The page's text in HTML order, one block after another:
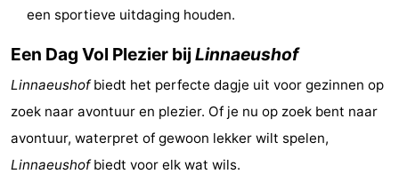
Binnenspeeltuinen
Experiences
Wellness
centra
Dorpen
&
Steden
Natuur
Sporten
een sportieve uitdaging houden.
Een Dag Vol Plezier bij Linnaeushof
Linnaeushofbiedt het perfecte dagje uit voor gezinnen op
zoek naar avontuur en plezier. Of je nu op zoek bent naar
avontuur, waterpret of gewoon lekker wilt spelen,
Linnaeushofbiedt voor elk wat wils.